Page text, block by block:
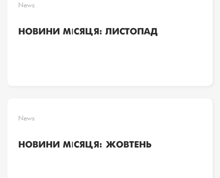
News
НОВИНИ МІСЯЦЯ: ЛИСТОПАД
News
НОВИНИ МІСЯЦЯ: ЖОВТЕНЬ